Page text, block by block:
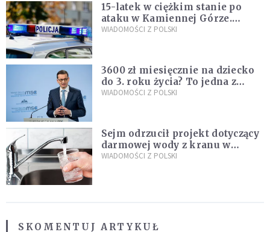
15-latek w ciężkim stanie po
ataku w Kamiennej Górze.
Policja zatrzymała dwóch
WIADOMOŚCI Z POLSKI
3600 zł miesięcznie na dziecko
do 3. roku życia? To jedna z
propozycji programu "Rozwój
WIADOMOŚCI Z POLSKI
Sejm odrzucił projekt dotyczący
darmowej wody z kranu w
restauracjach
WIADOMOŚCI Z POLSKI
SKOMENTUJ ARTYKUŁ